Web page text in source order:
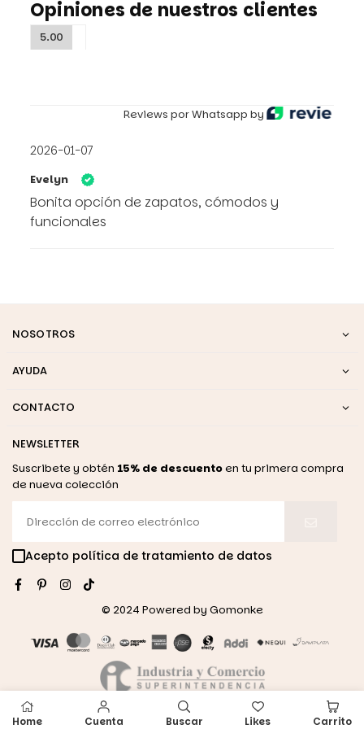
Opiniones de nuestros clientes
5.00
Reviews por Whatsapp by
2026-01-07
Evelyn
Bonita opción de zapatos, cómodos y
funcionales
NOSOTROS
AYUDA
CONTACTO
NEWSLETTER
Suscribete y obtén 15% de descuentoen tu primera compra
de nueva colección
Acepto política de tratamiento de datos
FacebookPinterestInstagram
© 2024 Powered by Gomonke
Home Cuenta Buscar Likes Carrito